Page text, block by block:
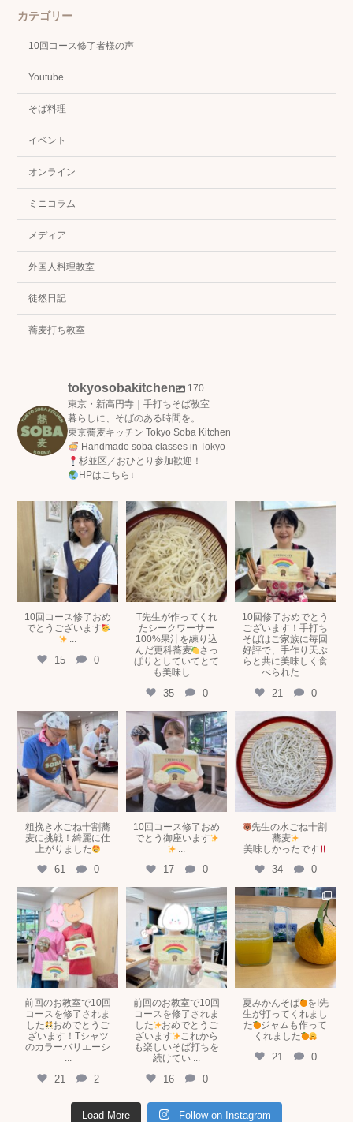
カテゴリー
10回コース修了者様の声
Youtube
そば料理
イベント
オンライン
ミニコラム
メディア
外国人料理教室
徒然日記
蕎麦打ち教室
tokyosobakitchen
170
東京・新高円寺｜手打ちそば教室
暮らしに、そばのある時間を。
東京蕎麦キッチン Tokyo Soba Kitchen
Handmade soba classes in Tokyo
杉並区／おひとり参加歓迎！
HPはこちら↓
tokyosobakitchen
7月 15
10回コース修了おめ
でとうございます
...
15 0
tokyosobakitchen
7月 5
T先生が作ってくれ
たシークワーサー
100%果汁を練り込
んだ更科蕎麦
さっ
ぱりとしていてとて
も美味し ...
35 0
tokyosobakitchen
6月 29
10回修了おめでとう
ございます！手打ち
そばはご家族に毎回
好評で、手作り天ぷ
らと共に美味しく食
べられた ...
21 0
tokyosobakitchen
6月 11
粗挽き水ごね十割蕎
麦に挑戦！綺麗に仕
上がりました
61 0
tokyosobakitchen
5月 19
10回コース修了おめ
でとう御座います
...
17 0
tokyosobakitchen
5月 16
先生の水ごね十割
蕎麦
美味しかったです
34 0
tokyosobakitchen
5月 8
前回のお教室で10回
コースを修了されま
した
おめでとうご
ざいます！Tシャツ
のカラーバリエーシ
...
21 2
tokyosobakitchen
5月 8
前回のお教室で10回
コースを修了されま
した
おめでとうご
ざいます
これから
も楽しいそば打ちを
続けてい ...
16 0
tokyosobakitchen
5月 2
夏みかんそば
をI先
生が打ってくれまし
た
ジャムも作って
くれました
21 0
Load More Follow on Instagram